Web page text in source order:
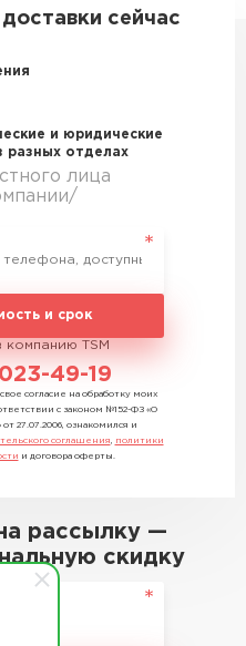
сейчас
и юридические
разных отделах
лица
и срок
компанию TSM
49-19
согласие на обработку моих
с законом №152-ФЗ «О
27.07.2006, ознакомился и
соглашения
политики
и договора оферты.
рассылку —
скидку